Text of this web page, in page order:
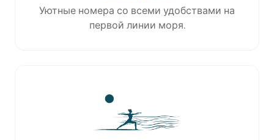
Уютные номера со всеми удобствами на
первой линии моря.